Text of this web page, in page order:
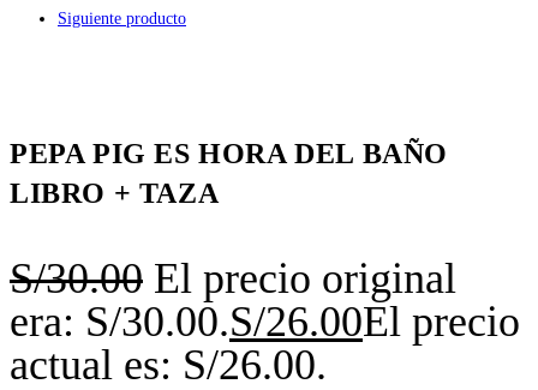
Siguiente producto
PEPA PIG ES HORA DEL BAÑO
LIBRO + TAZA
S/30.00 El precio original
era: S/30.00.S/26.00El precio
actual es: S/26.00.